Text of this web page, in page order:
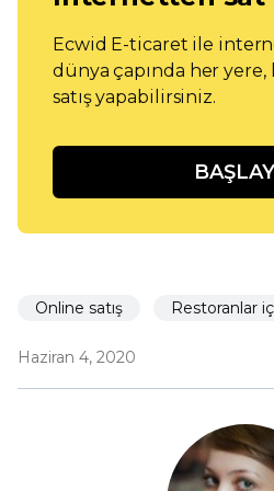
Ecwid E-ticaret ile
dünya çapında her yere,
satış yapabilirsiniz.
Online satış
Haziran 4, 2020